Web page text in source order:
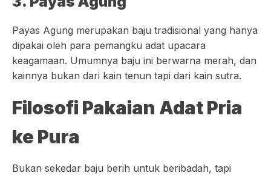
Payas Agung merupakan baju tradisional yang hanya
dipakai oleh para pemangku adat upacara
keagamaan. Umumnya baju ini berwarna merah, dan
kainnya bukan dari kain tenun tapi dari kain sutra.
Filosofi Pakaian Adat Pria
ke Pura
Bukan sekedar baju berih untuk beribadah, tapi